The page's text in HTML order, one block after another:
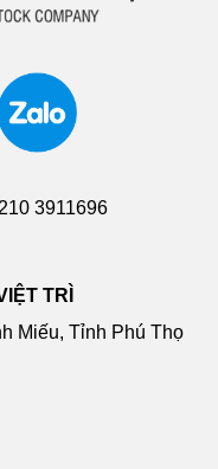
3911696
TRÌ
Miếu, Tỉnh Phú Thọ